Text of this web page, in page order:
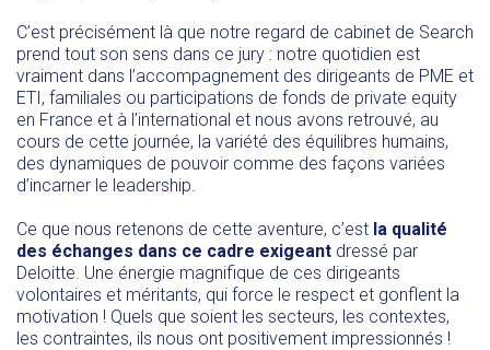
C’est précisément là que notre regard de cabinet de Search
prend tout son sens dans ce jury : notre quotidien est
vraiment dans l’accompagnement des dirigeants de PME et
ETI, familiales ou participations de fonds de private equity
en France et à l’international et nous avons retrouvé, au
cours de cette journée, la variété des équilibres humains,
des dynamiques de pouvoir comme des façons variées
d’incarner le leadership.
Ce que nous retenons de cette aventure, c’est la qualité
des échanges dans ce cadre exigeant dressé par
Deloitte. Une énergie magnifique de ces dirigeants
volontaires et méritants, qui force le respect et gonflent la
motivation ! Quels que soient les secteurs, les contextes,
les contraintes, ils nous ont positivement impressionnés !